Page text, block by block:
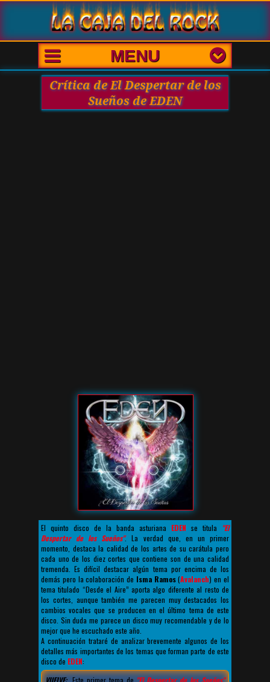
MENU
Crítica de El Despertar de los
Sueños de EDEN
El quinto disco de la banda asturiana EDEN se titula
"El
Despertar de los Sueños". La verdad que, en un primer
momento, destaca la calidad de los artes de su carátula pero
cada uno de los diez cortes que contiene son de una calidad
tremenda. Es difícil destacar algún tema por encima de los
demás pero la colaboración de Isma Ramos(Avalanch) en el
tema titulado “Desde el Aire” aporta algo diferente al resto de
los cortes, aunque también me parecen muy destacados los
cambios vocales que se producen en el último tema de este
disco. Sin duda me parece un disco muy recomendable y de lo
mejor que he escuchado este año.
A continuación trataré de analizar brevemente algunos de los
detalles más importantes de los temas que forman parte de este
disco de EDEN:
VUELVE: Este primer tema de "El Despertar de los Sueños"